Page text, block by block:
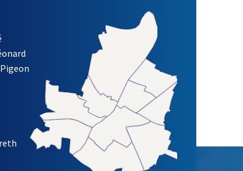
D'INFORMATION DES ASSOCIATIONS DE LA VILLE